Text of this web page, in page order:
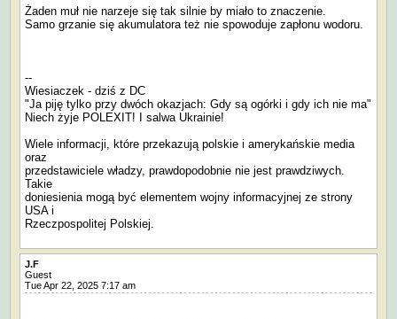
Żaden muł nie narzeje się tak silnie by miało to znaczenie.
Samo grzanie się akumulatora też nie spowoduje zapłonu wodoru.
--
Wiesiaczek - dziś z DC
"Ja piję tylko przy dwóch okazjach: Gdy są ogórki i gdy ich nie ma"
Niech żyje POLEXIT! I salwa Ukrainie!
Wiele informacji, które przekazują polskie i amerykańskie media
oraz
przedstawiciele władzy, prawdopodobnie nie jest prawdziwych.
Takie
doniesienia mogą być elementem wojny informacyjnej ze strony
USA i
Rzeczpospolitej Polskiej.
J.F
Guest
Tue Apr 22, 2025 7:17 am